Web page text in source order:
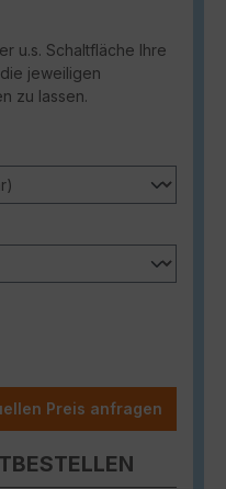
u.s. Schaltfläche Ihre
jeweiligen
zu lassen.
Preis anfragen